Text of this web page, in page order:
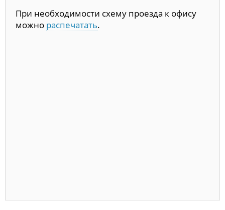
При необходимости схему проезда к офису
можно распечатать.